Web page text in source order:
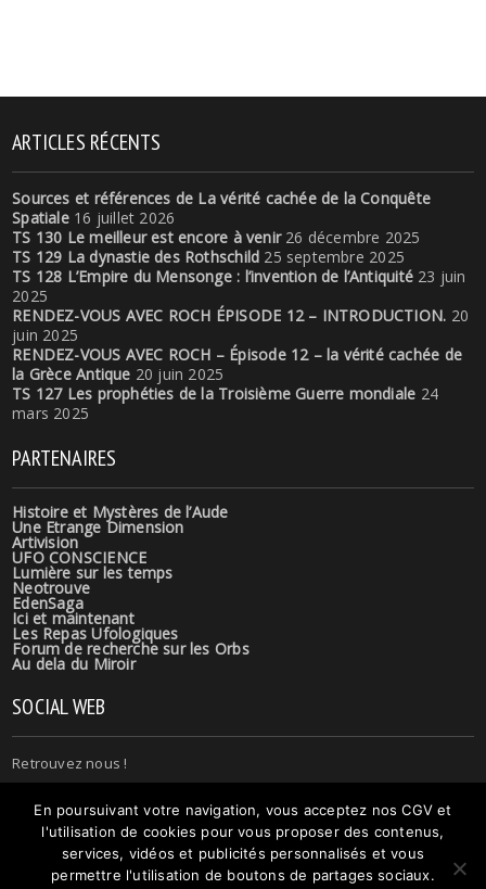
ARTICLES RÉCENTS
Sources et références de La vérité cachée de la Conquête
Spatiale 16 juillet 2026
TS 130 Le meilleur est encore à venir 26 décembre 2025
TS 129 La dynastie des Rothschild 25 septembre 2025
TS 128 L’Empire du Mensonge : l’invention de l’Antiquité 23 juin
2025
RENDEZ-VOUS AVEC ROCH ÉPISODE 12 – INTRODUCTION. 20
juin 2025
RENDEZ-VOUS AVEC ROCH – Épisode 12 – la vérité cachée de
la Grèce Antique 20 juin 2025
TS 127 Les prophéties de la Troisième Guerre mondiale 24
mars 2025
PARTENAIRES
Histoire et Mystères de l’Aude
Une Etrange Dimension
Artivision
UFO CONSCIENCE
Lumière sur les temps
Neotrouve
EdenSaga
Ici et maintenant
Les Repas Ufologiques
Forum de recherche sur les Orbs
Au dela du Miroir
SOCIAL WEB
Retrouvez nous !
En poursuivant votre navigation, vous acceptez nos CGV et
l'utilisation de cookies pour vous proposer des contenus,
services, vidéos et publicités personnalisés et vous
permettre l'utilisation de boutons de partages sociaux.